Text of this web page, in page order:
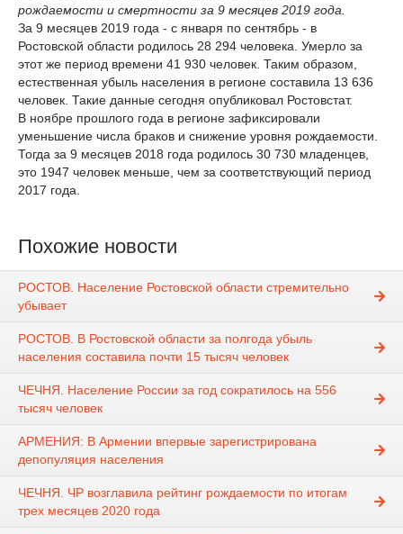
рождаемости и смертности за 9 месяцев 2019 года.
За 9 месяцев 2019 года - с января по сентябрь - в
Ростовской области родилось 28 294 человека. Умерло за
этот же период времени 41 930 человек. Таким образом,
естественная убыль населения в регионе составила 13 636
человек. Такие данные сегодня опубликовал Ростовстат.
В ноябре прошлого года в регионе зафиксировали
уменьшение числа браков и снижение уровня рождаемости.
Тогда за 9 месяцев 2018 года родилось 30 730 младенцев,
это 1947 человек меньше, чем за соответствующий период
2017 года.
Похожие новости
РОСТОВ. Население Ростовской области стремительно
убывает
РОСТОВ. В Ростовской области за полгода убыль
населения составила почти 15 тысяч человек
ЧЕЧНЯ. Население России за год сократилось на 556
тысяч человек
АРМЕНИЯ: В Армении впервые зарегистрирована
депопуляция населения
ЧЕЧНЯ. ЧР возглавила рейтинг рождаемости по итогам
трех месяцев 2020 года